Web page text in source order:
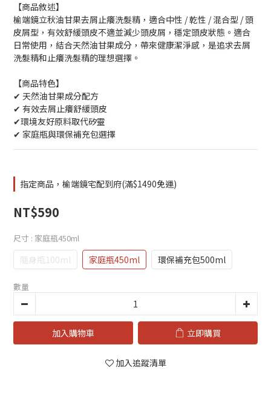
【商品敘述】
榆端鏡立秋油甘果去屑止癢洗髮精，適合中性 / 乾性 / 混合型 / 頭
皮屑型，有效舒緩頭皮不適並減少頭皮屑，穩定頭皮狀態。適合
日常使用，結合天然油甘果成分，帶來健康潔淨感，是追求去屑
洗髮精和止癢洗髮精的理想選擇。
【商品特色】
✔ 天然油甘果成分配方
✔ 有效去屑止癢舒緩頭皮
✔環境友好原料取代矽靈
✔ 家庭瓶與環保補充包選擇
指定商品，榆端鏡宅配到府(滿$1490免運)
NT$590
尺寸 : 家庭瓶450ml
隨身瓶100ml 家庭瓶450ml 環保補充包500ml
數量
加入購物車 立即購買
加入追蹤清單